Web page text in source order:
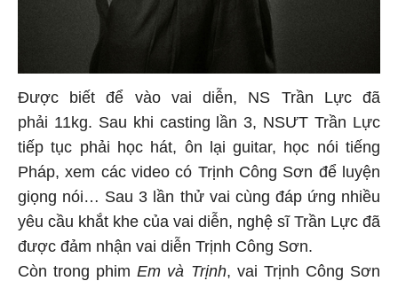
Được biết để vào vai diễn, NS Trần Lực đã
phải 11kg. Sau khi casting lần 3, NSƯT Trần Lực
tiếp tục phải học hát, ôn lại guitar, học nói tiếng
Pháp, xem các video có Trịnh Công Sơn để luyện
giọng nói… Sau 3 lần thử vai cùng đáp ứng nhiều
yêu cầu khắt khe của vai diễn, nghệ sĩ Trần Lực đã
được đảm nhận vai diễn Trịnh Công Sơn.
Còn trong phimEm và Trịnh, vai Trịnh Công Sơn